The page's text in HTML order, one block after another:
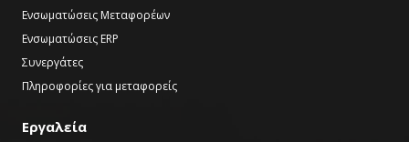
Ενσωματώσεις Μεταφορέων
Ενσωματώσεις ERP
Συνεργάτες
Πληροφορίες για μεταφορείς
Εργαλεία